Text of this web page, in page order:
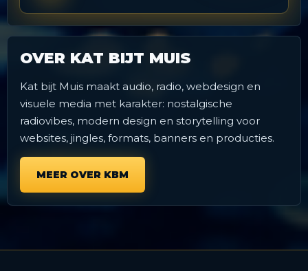
OVER KAT BIJT MUIS
Kat bijt Muis maakt audio, radio, webdesign en
visuele media met karakter: nostalgische
radiovibes, modern design en storytelling voor
websites, jingles, formats, banners en producties.
MEER OVER KBM